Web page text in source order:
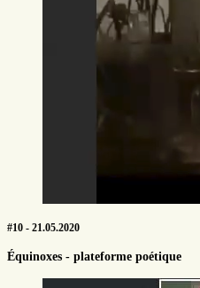
#10 - 21.05.2020
Équinoxes - plateforme poétique